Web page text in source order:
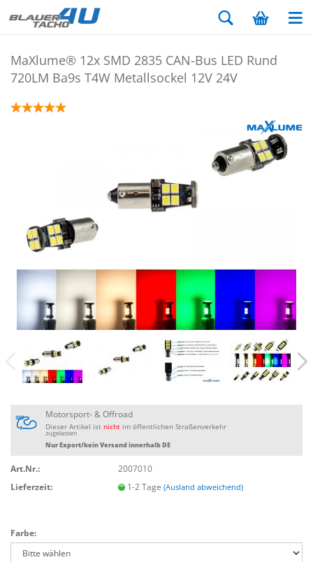
MaXlu­me® 12x SMD 2835 CAN-​Bus LED Rund
720LM Ba9s T4W Me­tall­so­ckel 12V 24V
Art.Nr.:
2007010
Lieferzeit:
1-2 Tage(Ausland abweichend)
Motorsport- & Offroad
Dieser Artikel ist nicht im öffentlichen Straßenverkehr
zugelassen
Nur Export/kein Versand innerhalb DE
Farbe: